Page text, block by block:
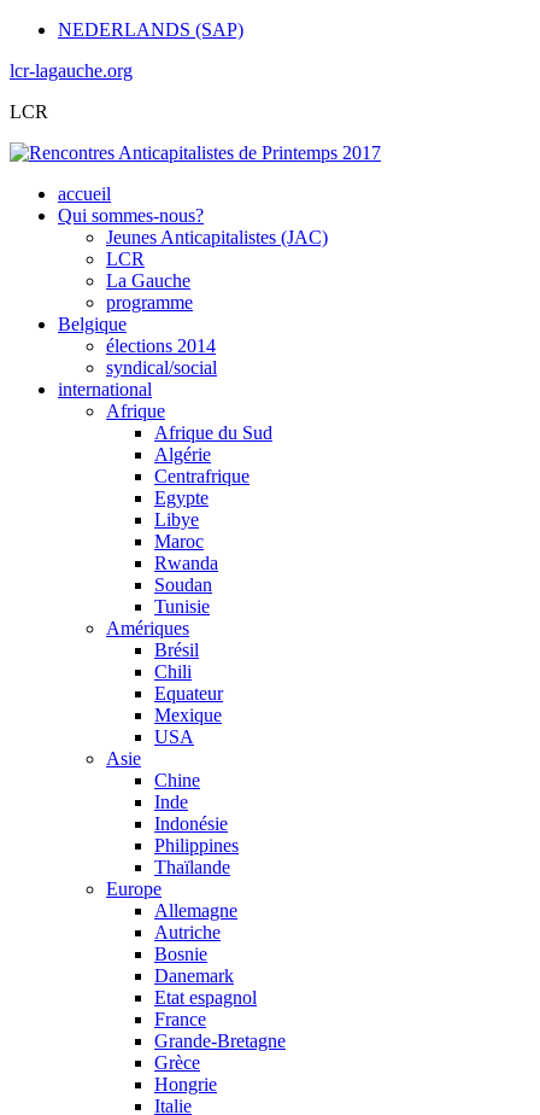
NEDERLANDS (SAP)
lcr-lagauche.org
LCR
accueil
Qui sommes-nous?
Jeunes Anticapitalistes (JAC)
LCR
La Gauche
programme
Belgique
élections 2014
syndical/social
international
Afrique
Afrique du Sud
Algérie
Centrafrique
Egypte
Libye
Maroc
Rwanda
Soudan
Tunisie
Amériques
Brésil
Chili
Equateur
Mexique
USA
Asie
Chine
Inde
Indonésie
Philippines
Thaïlande
Europe
Allemagne
Autriche
Bosnie
Danemark
Etat espagnol
France
Grande-Bretagne
Grèce
Hongrie
Italie